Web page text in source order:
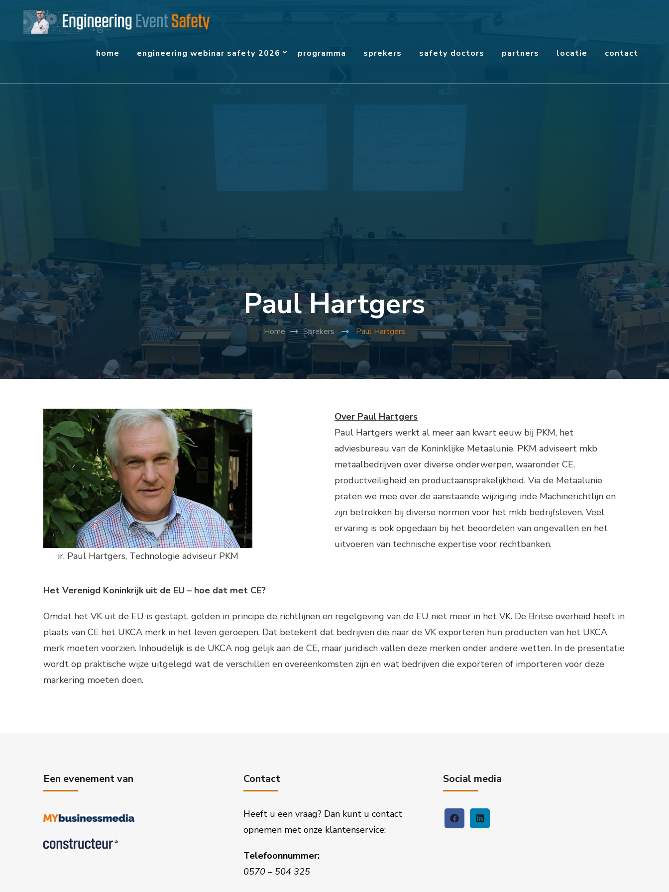
home engineering webinar safety 2026 programma sprekers safety doctors partners locatie contact
Paul Hartgers
Home Sprekers Paul Hartgers
ir. Paul Hartgers, Technologie adviseur PKM
Over Paul Hartgers
Paul Hartgers werkt al meer aan kwart eeuw bij PKM, het
adviesbureau van de Koninklijke Metaalunie. PKM adviseert mkb
metaalbedrijven over diverse onderwerpen, waaronder CE,
productveiligheid en productaansprakelijkheid. Via de Metaalunie
praten we mee over de aanstaande wijziging inde Machinerichtlijn en
zijn betrokken bij diverse normen voor het mkb bedrijfsleven. Veel
ervaring is ook opgedaan bij het beoordelen van ongevallen en het
uitvoeren van technische expertise voor rechtbanken.
Het Verenigd Koninkrijk uit de EU – hoe dat met CE?
Omdat het VK uit de EU is gestapt, gelden in principe de richtlijnen en regelgeving van de EU niet meer in het VK. De Britse overheid heeft in
plaats van CE het UKCA merk in het leven geroepen. Dat betekent dat bedrijven die naar de VK exporteren hun producten van het UKCA
merk moeten voorzien. Inhoudelijk is de UKCA nog gelijk aan de CE, maar juridisch vallen deze merken onder andere wetten. In de presentatie
wordt op praktische wijze uitgelegd wat de verschillen en overeenkomsten zijn en wat bedrijven die exporteren of importeren voor deze
markering moeten doen.
Een evenement van Contact
Heeft u een vraag? Dan kunt u contact
opnemen met onze klantenservice:
Telefoonnummer:
0570 – 504 325
Social media